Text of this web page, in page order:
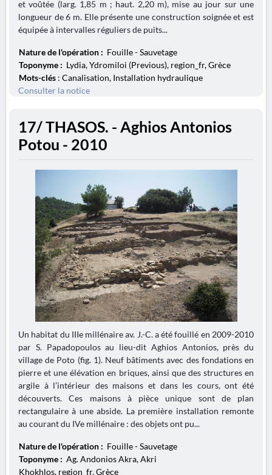
et voûtée (larg. 1,85 m ; haut. 2,20 m), mise au jour sur une
longueur de 6 m. Elle présente une construction soignée et est
équipée à intervalles réguliers de puits...
Nature de l'opération : Fouille - Sauvetage
Toponyme : Lydia, Ydromiloi (Previous), region_fr, Grèce
Mots-clés : Canalisation, Installation hydraulique
Consulter la notice
17/ THASOS. - Aghios Antonios
Potou - 2010
Un habitat du IIIe millénaire av. J.-C. a été fouillé en 2009-2010
par S. Papadopoulos au lieu-dit Aghios Antonios, près du
village de Poto (fig. 1). Neuf bâtiments avec des fondations en
pierre et une élévation en briques, ainsi que des structures en
argile à l’intérieur des maisons et dans les cours, ont été
découverts. Ces maisons à pièce unique sont de plan
rectangulaire à une abside. La première installation remonte
au courant du IVe millénaire : des objets ont pu...
Nature de l'opération : Fouille - Sauvetage
Toponyme : Ag. Andonios Akra, Akri
Khokhlos, region_fr, Grèce